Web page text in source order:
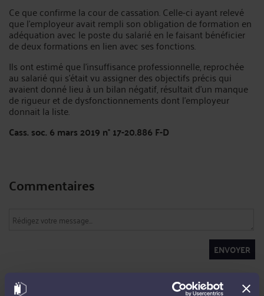
Ce que confirme la cour de cassation. Celle-ci ayant relevé
que l’employeur avait rempli son obligation de formation en
adéquation avec le poste du salarié en le faisant bénéficier
de deux formations en lien avec ses fonctions.
Ils ont estimé que l’insuffisance professionnelle, reprochée
au salarié qui s’était vu assigner des objectifs précis qui
avaient donné lieu à un bilan négatif, résultait d’un manque
de rigueur et de dysfonctionnements dont l’employeur
donnait la liste.
Cass. soc. 6 mars 2019 n° 17-20.886 F-D
Commentaires
ENVOYER
Pas de contribution, soyez le premier